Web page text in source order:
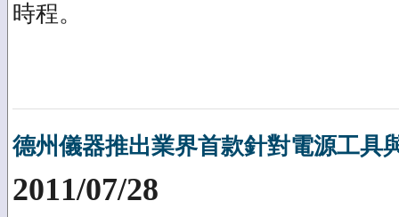
時程。
德州儀器推出業界首款針對電源工具
2011/07/28